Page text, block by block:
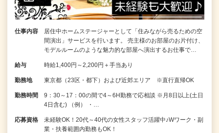
仕事内容
居住中ホームステージャーとして「住みながら売るための空
間演出」サービスを行います。 売主様のお部屋のお片付け、
モデルルームのような魅力的な部屋へ演出するお仕事で…
給与 時給1,400円～2,200円＋手当あり
勤務地 東京都（23区・都下）および近郊エリア ※直行直帰OK
勤務時間
9：30～17：00の間で4～6H勤務で応相談 ※月8日以上(土日
4日含む) （例） ・…
応募資格
未経験OK！20代～40代の女性スタッフ活躍中♪Wワーク・副
業・扶養範囲内勤務もOK！